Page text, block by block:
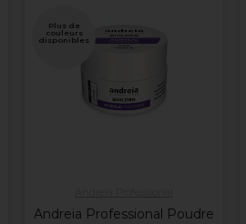
Plus de
couleurs
disponibles
Andreia Professional Poudre